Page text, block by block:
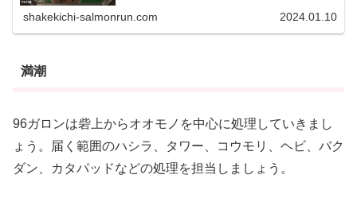
shakekichi-salmonrun.com 2024.01.10
満潮
96ガロンは砦上からオオモノを中心に処理していきまし
ょう。届く範囲のハシラ、タワー、コウモリ、ヘビ、バク
ダン、カタパッドなどの処理を担当しましょう。